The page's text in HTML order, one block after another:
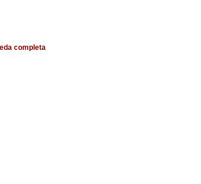
completa